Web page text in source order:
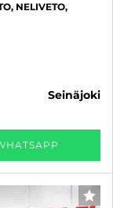
NELIVETO,
seinäjoki